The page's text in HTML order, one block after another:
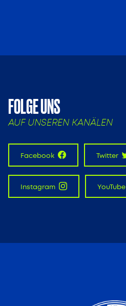
FOLGE UNS
AUF UNSEREN KANÄLEN
Facebook Twitter
Instagram YouTube